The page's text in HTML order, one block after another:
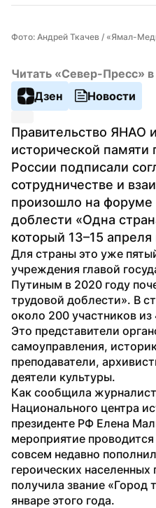
Фото: Андрей Ткачев / «Ямал-
Читать «Север-Пресс» в
Дзен
Новости
Правительство ЯНАО
исторической памяти
России подписали
сотрудничестве и
произошло на форуме
доблести «Одна
который 13–15
Для страны это уже
учреждения главой
Путиным в 2020 году
трудовой доблести». В
около 200 участников
Это представители
самоуправления,
преподаватели,
деятели культуры.
Как сообщила
Национального центра
президенте РФ Елена
мероприятие
совсем недавно
героических
получила звание «Город
январе этого года.